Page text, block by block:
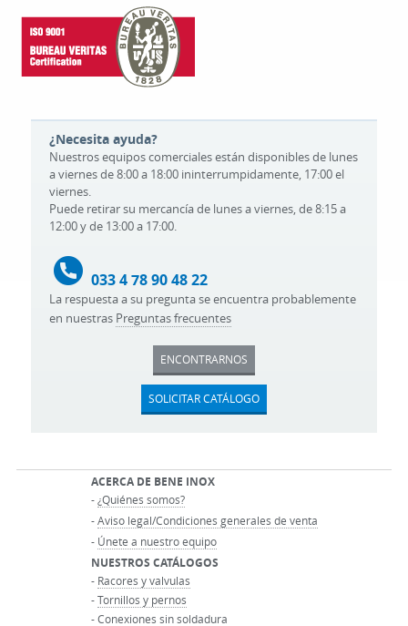
¿Necesita ayuda?
Nuestros equipos comerciales están disponibles de lunes
a viernes de 8:00 a 18:00 ininterrumpidamente, 17:00 el
viernes.
Puede retirar su mercancía de lunes a viernes, de 8:15 a
12:00 y de 13:00 a 17:00.
033 4 78 90 48 22
La respuesta a su pregunta se encuentra probablemente
en nuestras Preguntas frecuentes
ENCONTRARNOS
SOLICITAR CATÁLOGO
ACERCA DE BENE INOX
-¿Quiénes somos?
-Aviso legal/Condiciones generales de venta
- Únete a nuestro equipo
NUESTROS CATÁLOGOS
- Racores y valvulas
-Tornillos y pernos
-Conexiones sin soldadura